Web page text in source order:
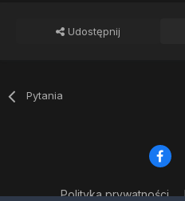
Udostępnij
Pytania
Polityka prywatności